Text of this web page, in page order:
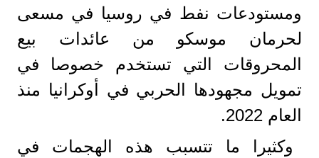
ومستودعات نفط في روسيا في مسعى
لحرمان موسكو من عائدات بيع
المحروقات التي تستخدم خصوصا في
تمويل مجهودها الحربي في أوكرانيا منذ
العام 2022.
وكثيرا ما تتسبب هذه الهجمات في